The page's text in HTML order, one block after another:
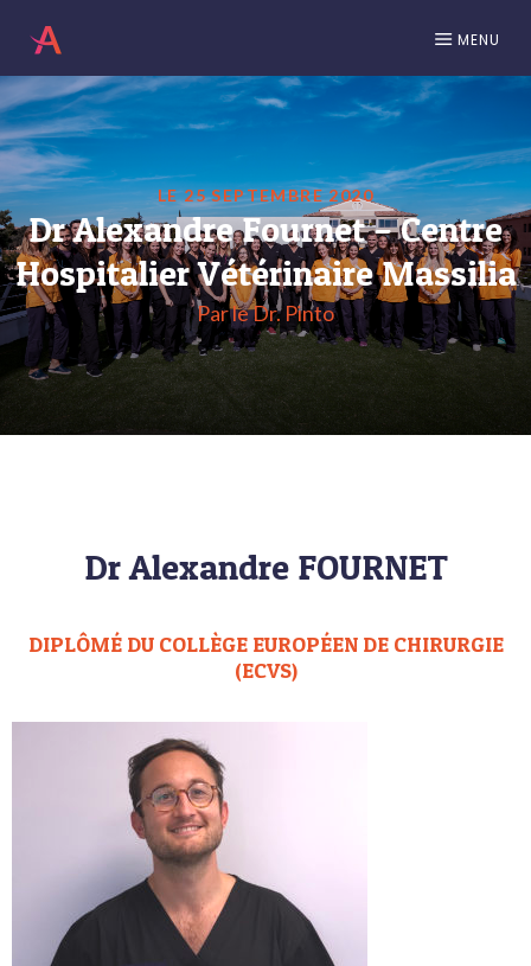
MENU
LE 25 SEPTEMBRE 2020
Dr Alexandre Fournet – Centre
Hospitalier Vétérinaire Massilia
Par le Dr. Pinto
Dr Alexandre FOURNET
DIPLÔMÉ DU COLLÈGE EUROPÉEN DE CHIRURGIE
(ECVS)